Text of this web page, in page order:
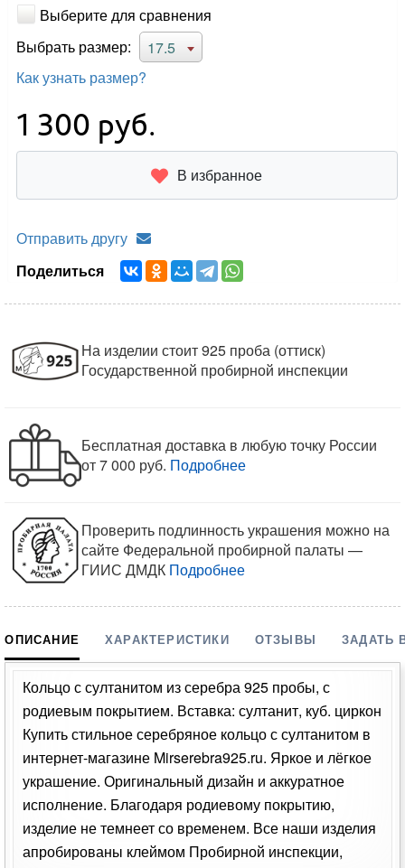
Выберите для сравнения
Выбрать размер:
17.5
Как узнать размер?
1 300 руб.
В избранное
Отправить другу
Поделиться
На изделии стоит 925 проба (оттиск)
Государственной пробирной инспекции
Бесплатная доставка в любую точку России
от 7 000 руб. Подробнее
Проверить подлинность украшения можно на
сайте Федеральной пробирной палаты —
ГИИС ДМДК Подробнее
ОПИСАНИЕ ХАРАКТЕРИСТИКИ ОТЗЫВЫ ЗАДАТЬ
Кольцо с султанитом из серебра 925 пробы, с
родиевым покрытием. Вставка: султанит, куб. циркон
Купить стильное серебряное кольцо с султанитом в
интернет-магазине Mirserebra925.ru. Яркое и лёгкое
украшение. Оригинальный дизайн и аккуратное
исполнение. Благодаря родиевому покрытию,
изделие не темнеет со временем. Все наши изделия
апробированы клеймом Пробирной инспекции,